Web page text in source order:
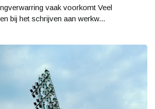
vaak voorkomt Veel
bij het schrijven aan werkw...